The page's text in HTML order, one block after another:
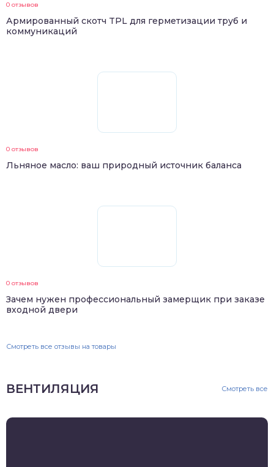
0 отзывов
Армированный скотч TPL для герметизации труб и
коммуникаций
0 отзывов
Льняное масло: ваш природный источник баланса
0 отзывов
Зачем нужен профессиональный замерщик при заказе
входной двери
Смотреть все отзывы на товары
ВЕНТИЛЯЦИЯ Смотреть все